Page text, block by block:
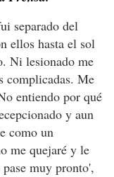
separado del
ellos hasta el sol
Ni lesionado me
complicadas. Me
entiendo por qué
y aun
como un
me quejaré y le
muy pronto',